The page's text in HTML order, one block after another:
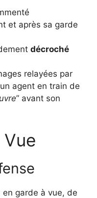
et après sa garde
décroché
relayées par
agent en train de
” avant son
garde à vue, de